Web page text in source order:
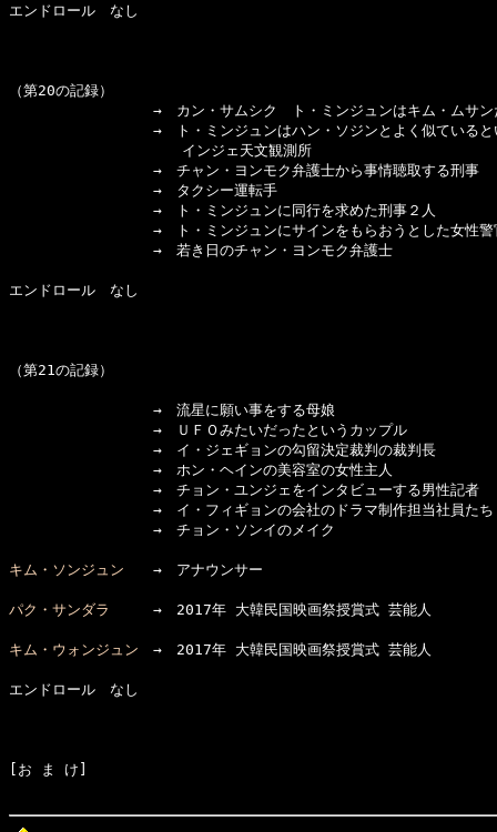
エンドロール　なし
（第20の記録）
→　カン・サムシク　ト・ミンジュンはキム・ムサンだ
→　ト・ミンジュンはハン・ソジンとよく似ているという
インジェ天文観測所
→　チャン・ヨンモク弁護士から事情聴取する刑事
→　タクシー運転手
→　ト・ミンジュンに同行を求めた刑事２人
→　ト・ミンジュンにサインをもらおうとした女性警官
→　若き日のチャン・ヨンモク弁護士
エンドロール　なし
（第21の記録）
→　流星に願い事をする母娘
→　ＵＦＯみたいだったというカップル
→　イ・ジェギョンの勾留決定裁判の裁判長
→　ホン・ヘインの美容室の女性主人
→　チョン・ユンジェをインタビューする男性記者　
→　イ・フィギョンの会社のドラマ制作担当社員たち
→　チョン・ソンイのメイク
キム・ソンジュン →　アナウンサー
パク・サンダラ →　2017年 大韓民国映画祭授賞式 芸能人
キム・ウォンジュン →　2017年 大韓民国映画祭授賞式 芸能人
エンドロール　なし
[お ま け]